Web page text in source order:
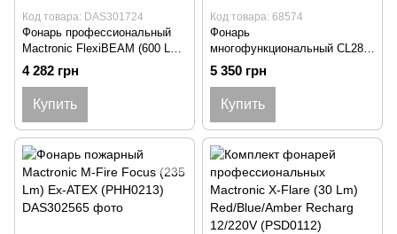
Код товара: DAS301724
Фонарь профессиональный
Mactronic FlexiBEAM (600 Lm)
Magnetic USB Rechargeable
(PWL0091)
4 282 грн
Купить
Код товара: 68574
Фонарь
многофункциональный CL28R
с функцией Powerbank (10 000
5 350 грн
Купить